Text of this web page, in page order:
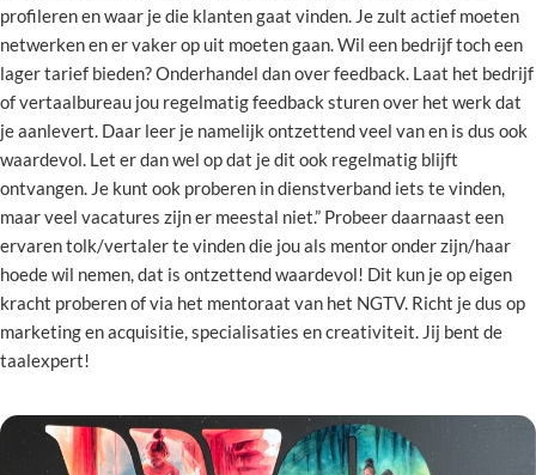
profileren en waar je die klanten gaat vinden. Je zult actief moeten
netwerken en er vaker op uit moeten gaan. Wil een bedrijf toch een
lager tarief bieden? Onderhandel dan over feedback. Laat het bedrijf
of vertaalbureau jou regelmatig feedback sturen over het werk dat
je aanlevert. Daar leer je namelijk ontzettend veel van en is dus ook
waardevol. Let er dan wel op dat je dit ook regelmatig blijft
ontvangen. Je kunt ook proberen in dienstverband iets te vinden,
maar veel vacatures zijn er meestal niet.” Probeer daarnaast een
ervaren tolk/vertaler te vinden die jou als mentor onder zijn/haar
hoede wil nemen, dat is ontzettend waardevol! Dit kun je op eigen
kracht proberen of via het mentoraat van het NGTV. Richt je dus op
marketing en acquisitie, specialisaties en creativiteit. Jij bent de
taalexpert!